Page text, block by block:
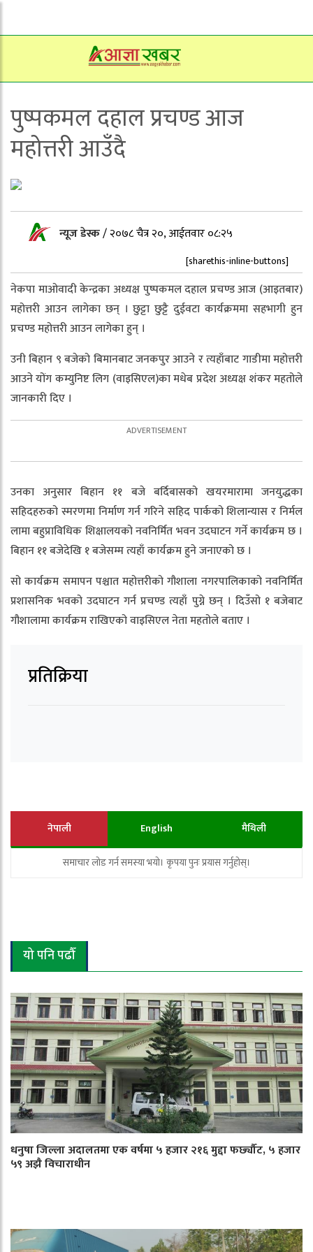
पुष्पकमल दहाल प्रचण्ड आज
महोत्तरी आउँदै
न्यूज डेस्क/२०७८ चैत्र २०, आईतवार ०८:२५
[sharethis-inline-buttons]
नेकपा माओवादी केन्द्रका अध्यक्ष पुष्पकमल दहाल प्रचण्ड आज (आइतबार)
महोत्तरी आउन लागेका छन् । छुट्टा छुट्टै दुईवटा कार्यक्रममा सहभागी हुन
प्रचण्ड महोत्तरी आउन लागेका हुन् ।
उनी बिहान ९ बजेको बिमानबाट जनकपुर आउने र त्यहाँबाट गाडीमा महोत्तरी
आउने योंग कम्युनिष्ट लिग (वाइसिएल)का मधेब प्रदेश अध्यक्ष शंकर महतोले
जानकारी दिए ।
उनका अनुसार बिहान ११ बजे बर्दिबासको खयरमारामा जनयुद्धका
सहिदहरुको स्मरणमा निर्माण गर्न गरिने सहिद पार्कको शिलान्यास र निर्मल
लामा बहुप्राविधिक शिक्षालयको नवनिर्मित भवन उदघाटन गर्ने कार्यक्रम छ ।
बिहान ११ बजेदेखि १ बजेसम्म त्यहाँ कार्यक्रम हुने जनाएको छ ।
सो कार्यक्रम समापन पश्चात महोत्तरीको गौशाला नगरपालिकाको नवनिर्मित
प्रशासनिक भवको उदघाटन गर्न प्रचण्ड त्यहाँ पुग्ने छन् । दिउँसो १ बजेबाट
गौशालामा कार्यक्रम राखिएको वाइसिएल नेता महतोले बताए ।
प्रतिक्रिया
नेपाली English मैथिली
समाचार लोड गर्न समस्या भयो। कृपया पुनः प्रयास गर्नुहोस्।
यो पनि पढौँ
धनुषा जिल्ला अदालतमा एक वर्षमा ५ हजार २१६ मुद्दा फर्छ्यौट, ५ हजार
५९ अझै विचाराधीन